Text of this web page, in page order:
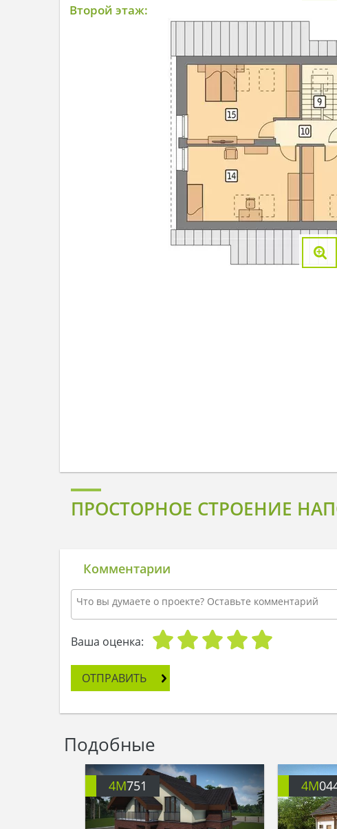
Второй этаж:
ПРОСТОРНОЕ СТРОЕНИЕ
Комментарии
Ваша оценка:
ОТПРАВИТЬ
Подобные
4M751 4M